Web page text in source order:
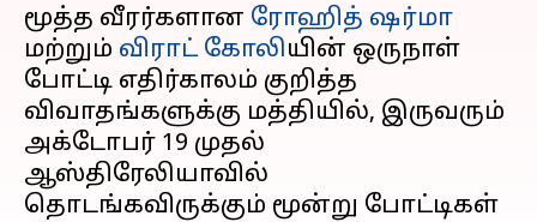
மூத்த வீரர்களான ரோஹித் ஷர்மா
மற்றும் விராட் கோலியின் ஒருநாள்
போட்டி எதிர்காலம் குறித்த
விவாதங்களுக்கு மத்தியில், இருவரும்
அக்டோபர் 19 முதல்
ஆஸ்திரேலியாவில்
தொடங்கவிருக்கும் மூன்று போட்டிகள்